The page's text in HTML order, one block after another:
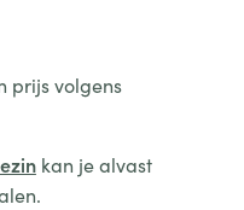
prijs volgens
kan je alvast